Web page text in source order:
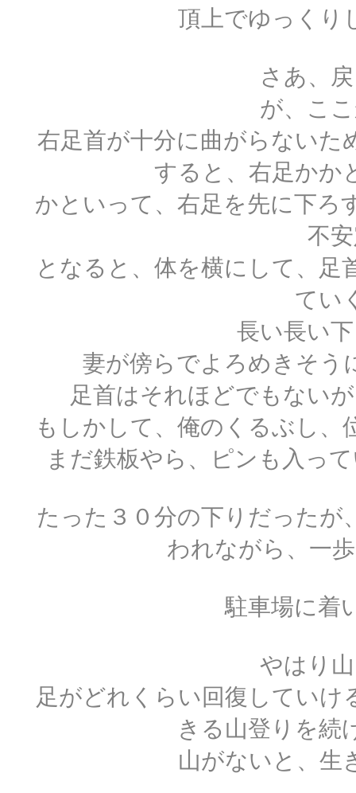
頂上でゆっくり
さあ、
が、こ
右足首が十分に曲がらないた
すると、右足かか
かといって、右足を先に下ろ
不
となると、体を横にして、
てい
長い長い
妻が傍らでよろめきそう
足首はそれほどでもない
もしかして、俺のくるぶし
まだ鉄板やら、ピンも入っ
たった３０分の下りだったが
われながら、一
駐車場に着
やはり
足がどれくらい回復していけ
きる山登りを続
山がないと、生